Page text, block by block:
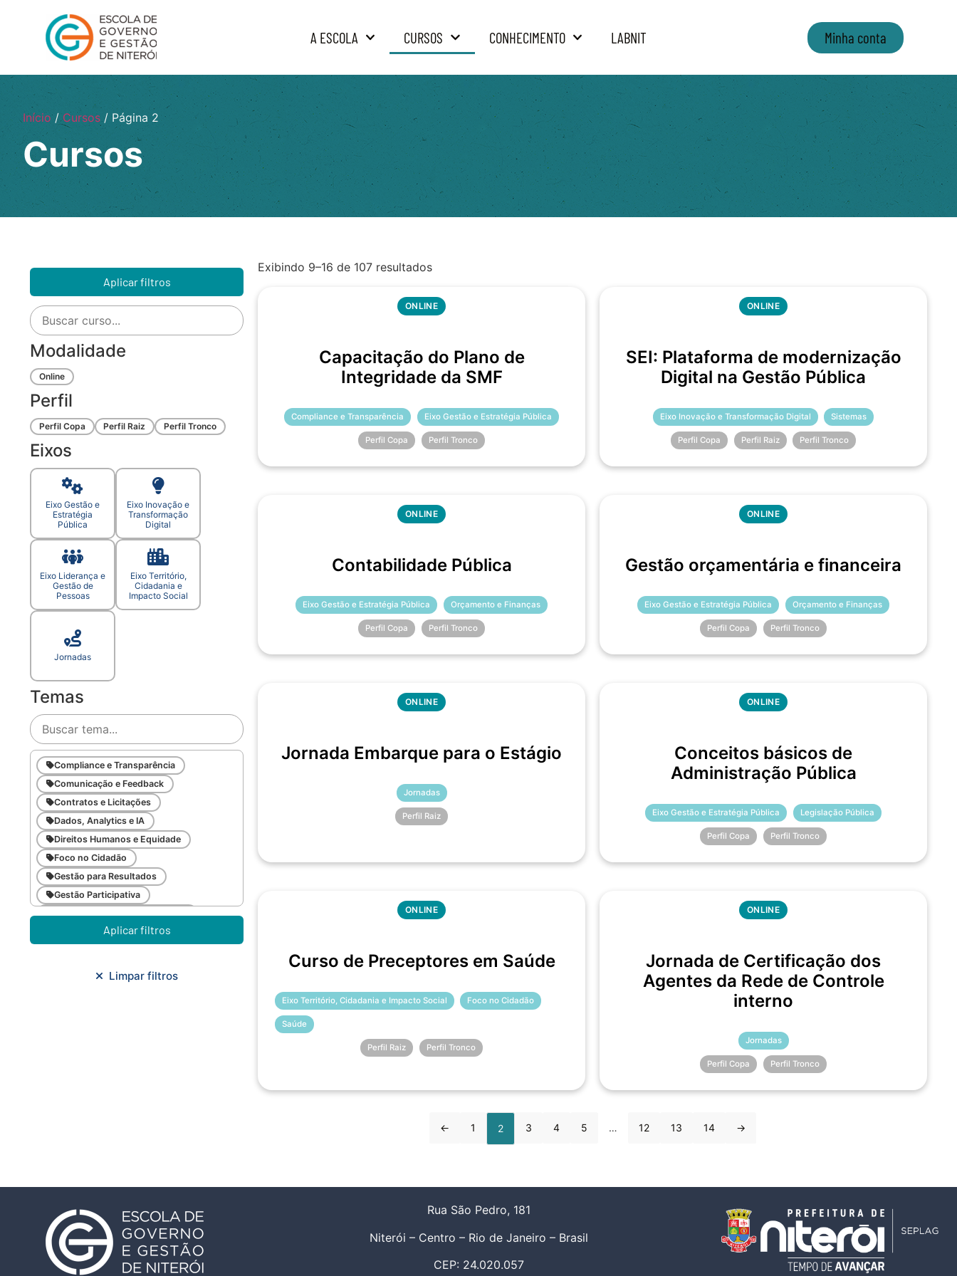
A ESCOLA CURSOS CONHECIMENTO LABNIT Minha conta
Início/Cursos/ Página 2
Cursos
Aplicar filtros
Modalidade
Online
Perfil
Perfil Copa Perfil Raiz Perfil Tronco
Eixos
Eixo Gestão e
Estratégia
Pública
Eixo Inovação e
Transformação
Digital
Eixo Liderança e
Gestão de
Pessoas
Eixo Território,
Cidadania e
Impacto Social
Jornadas
Temas
Compliance e Transparência
Comunicação e Feedback
Contratos e Licitações
Dados, Analytics e IA
Direitos Humanos e Equidade
Foco no Cidadão
Gestão para Resultados
Gestão Participativa
Inovação e Gestão da Mudança
Inteligência Emocional
Meio Ambiente e Sustentabilidade
Aplicar filtros
Limpar filtros
Exibindo 9–16 de 107 resultados
ONLINE
Capacitação do Plano de
Integridade da SMF
Compliance e Transparência Eixo Gestão e Estratégia Pública
Perfil Copa Perfil Tronco
ONLINE
SEI: Plataforma de modernização
Digital na Gestão Pública
Eixo Inovação e Transformação Digital Sistemas
Perfil Copa Perfil Raiz Perfil Tronco
ONLINE
Contabilidade Pública
Eixo Gestão e Estratégia Pública Orçamento e Finanças
Perfil Copa Perfil Tronco
ONLINE
Gestão orçamentária e financeira
Eixo Gestão e Estratégia Pública Orçamento e Finanças
Perfil Copa Perfil Tronco
ONLINE
Jornada Embarque para o Estágio
Jornadas
Perfil Raiz
ONLINE
Conceitos básicos de
Administração Pública
Eixo Gestão e Estratégia Pública Legislação Pública
Perfil Copa Perfil Tronco
ONLINE
Curso de Preceptores em Saúde
Eixo Território, Cidadania e Impacto Social Foco no Cidadão
Saúde
Perfil Raiz Perfil Tronco
ONLINE
Jornada de Certificação dos
Agentes da Rede de Controle
interno
Jornadas
Perfil Copa Perfil Tronco
← 1 2 3 4 5 … 12 13 14 →
Rua São Pedro, 181
Niterói – Centro – Rio de Janeiro – Brasil
CEP: 24.020.057